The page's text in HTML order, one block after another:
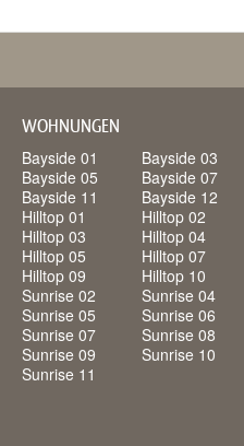
WOHNUNGEN
Bayside 01
Bayside 03
Bayside 05
Bayside 07
Bayside 11
Bayside 12
Hilltop 01
Hilltop 02
Hilltop 03
Hilltop 04
Hilltop 05
Hilltop 07
Hilltop 09
Hilltop 10
Sunrise 02
Sunrise 04
Sunrise 05
Sunrise 06
Sunrise 07
Sunrise 08
Sunrise 09
Sunrise 10
Sunrise 11